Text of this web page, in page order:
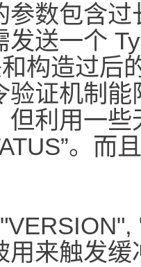
参数包含
发送一个
构造过后
验证机制
但利用一
。而
用来触发缓